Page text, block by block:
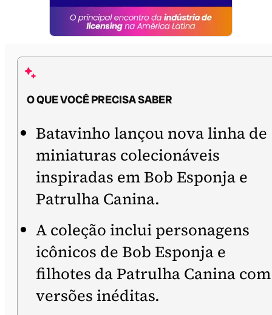
O QUE VOCÊ PRECISA SABER
Batavinho lançou nova linha de
miniaturas colecionáveis
inspiradas em Bob Esponja e
Patrulha Canina.
A coleção inclui personagens
icônicos de Bob Esponja e
filhotes da Patrulha Canina com
versões inéditas.